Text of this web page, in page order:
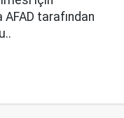
tarafından